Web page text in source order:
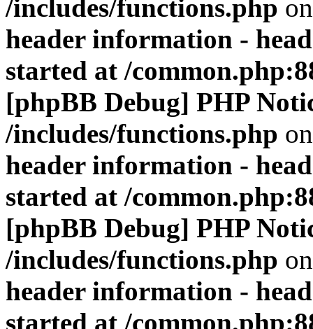
/includes/functions.php
header information -
started at /
[phpBB Debug] PHP
/includes/functions.php
header information -
started at /
[phpBB Debug] PHP
/includes/functions.php
header information -
started at /